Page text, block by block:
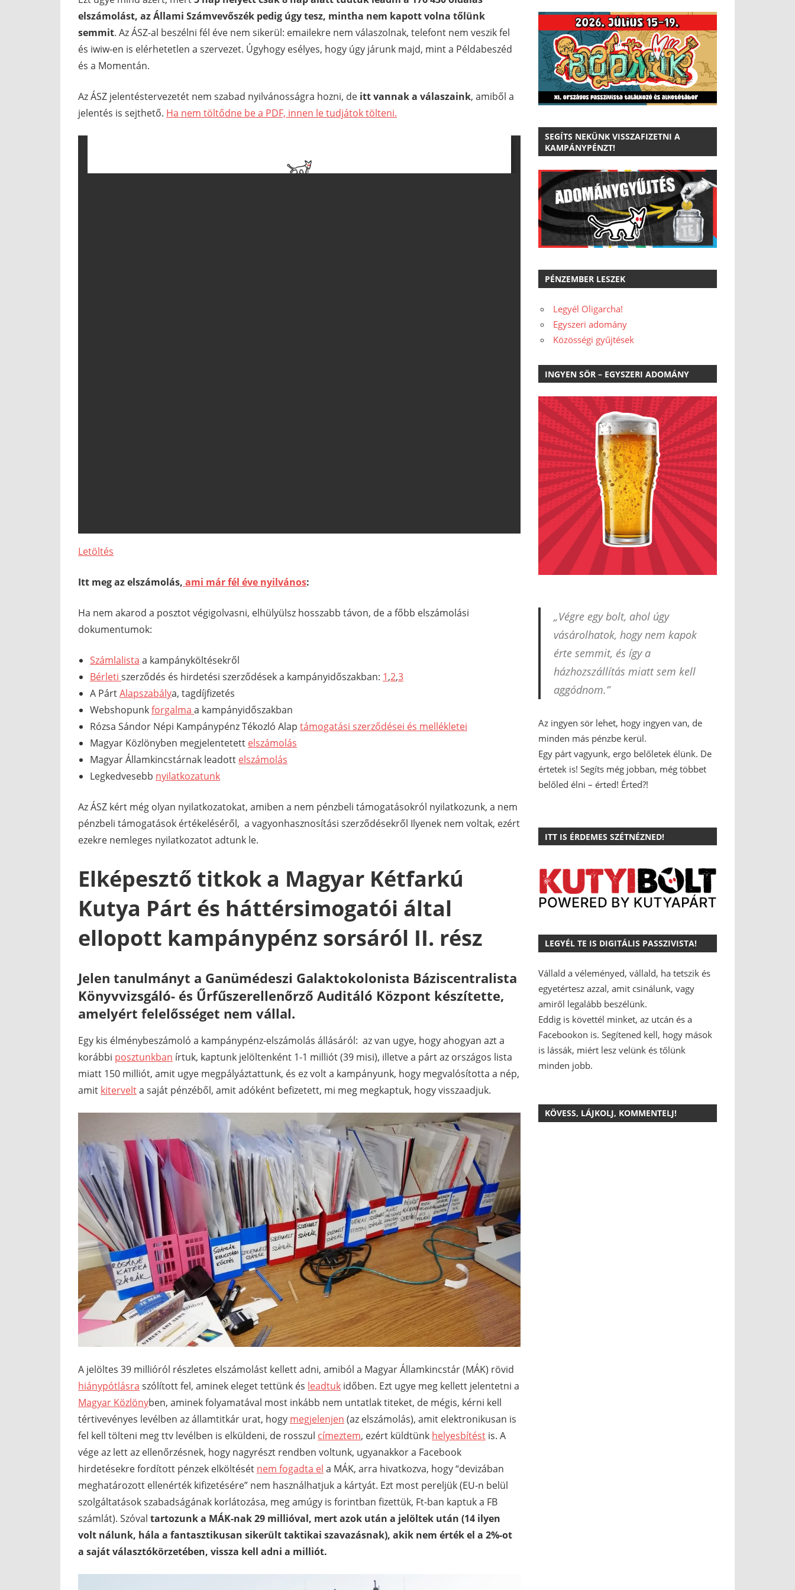
elszámolást, az Állami Számvevőszék pedig úgy tesz, mintha nem kapott volna tőlünk
semmit. Az ÁSZ-al beszélni fél éve nem sikerül: emailekre nem válaszolnak, telefont nem veszik fel
és iwiw-en is elérhetetlen a szervezet. Úgyhogy esélyes, hogy úgy járunk majd, mint a Példabeszéd
és a Momentán.
Az ÁSZ jelentéstervezetét nem szabad nyilvánosságra hozni, de itt vannak a válaszaink, amiből a
jelentés is sejthető. Ha nem töltődne be a PDF, innen le tudjátok tölteni.
Letöltés
Itt meg az elszámolás, ami már fél éve nyilvános:
Ha nem akarod a posztot végigolvasni, elhülyülsz hosszabb távon, de a főbb elszámolási
dokumentumok:
Számlalista a kampányköltésekről
Bérleti szerződés és hirdetési szerződések a kampányidőszakban: 1,2,3
A PártAlapszabálya, tagdíjfizetés
Webshopunkforgalma a kampányidőszakban
Rózsa Sándor Népi Kampánypénz Tékozló Alap támogatási szerződései és mellékletei
Magyar Közlönyben megjelentetett elszámolás
Magyar Államkincstárnak leadott elszámolás
Legkedvesebb nyilatkozatunk
Az ÁSZ kért még olyan nyilatkozatokat, amiben a nem pénzbeli támogatásokról nyilatkozunk, a nem
pénzbeli támogatások értékeléséről, a vagyonhasznosítási szerződésekről Ilyenek nem voltak, ezért
ezekre nemleges nyilatkozatot adtunk le.
Elképesztő titkok a Magyar Kétfarkú
Kutya Párt és háttérsimogatói által
ellopott kampánypénz sorsáról II. rész
Jelen tanulmányt a Ganümédeszi Galaktokolonista Báziscentralista
Könyvvizsgáló- és Űrfűszerellenőrző Auditáló Központ készítette,
amelyért felelősséget nem vállal.
Egy kis élménybeszámoló a kampánypénz-elszámolás állásáról: az van ugye, hogy ahogyan azt a
korábbi posztunkban írtuk, kaptunk jelöltenként 1-1 milliót (39 misi), illetve a párt az országos lista
miatt 150 milliót, amit ugye megpályáztattunk, és ez volt a kampányunk, hogy megvalósította a nép,
amit kitervelta saját pénzéből, amit adóként befizetett, mi meg megkaptuk, hogy visszaadjuk.
A jelöltes 39 millióról részletes elszámolást kellett adni, amiból a Magyar Államkincstár (MÁK) rövid
hiánypótlásra szólított fel, aminek eleget tettünk és leadtuk időben. Ezt ugye meg kellett jelentetni a
Magyar Közlönyben, aminek folyamatával most inkább nem untatlak titeket, de mégis, kérni kell
tértivevényes levélben az államtitkár urat, hogy megjelenjen (az elszámolás), amit elektronikusan is
fel kell tölteni meg ttv levélben is elküldeni, de rosszul címeztem, ezért küldtünk helyesbítést is. A
vége az lett az ellenőrzésnek, hogy nagyrészt rendben voltunk, ugyanakkor a Facebook
hirdetésekre fordított pénzek elköltését nem fogadta el a MÁK, arra hivatkozva, hogy “devizában
meghatározott ellenérték kifizetésére” nem használhatjuk a kártyát. Ezt most pereljük (EU-n belül
szolgáltatások szabadságának korlátozása, meg amúgy is forintban fizettük, Ft-ban kaptuk a FB
számlát). Szóval tartozunk a MÁK-nak 29 millióval, mert azok után a jelöltek után (14 ilyen
volt nálunk, hála a fantasztikusan sikerült taktikai szavazásnak), akik nem érték el a 2%-ot
a saját választókörzetében, vissza kell adni a milliót.
SEGÍTS NEKÜNK VISSZAFIZETNI A
KAMPÁNYPÉNZT!
PÉNZEMBER LESZEK
Legyél Oligarcha!
Egyszeri adomány
Közösségi gyűjtések
INGYEN SÖR – EGYSZERI ADOMÁNY
„Végre egy bolt, ahol úgy
vásárolhatok, hogy nem kapok
érte semmit, és így a
házhozszállítás miatt sem kell
aggódnom.”
Az ingyen sör lehet, hogy ingyen van, de
minden más pénzbe kerül.
Egy párt vagyunk, ergo belőletek élünk. De
értetek is! Segíts még jobban, még többet
belőled élni – érted! Érted?!
ITT IS ÉRDEMES SZÉTNÉZNED!
LEGYÉL TE IS DIGITÁLIS PASSZIVISTA!
Vállald a véleményed, vállald, ha tetszik és
egyetértesz azzal, amit csinálunk, vagy
amiről legalább beszélünk.
Eddig is követtél minket, az utcán és a
Facebookon is. Segítened kell, hogy mások
is lássák, miért lesz velünk és tőlünk
minden jobb.
KÖVESS, LÁJKOLJ, KOMMENTELJ!